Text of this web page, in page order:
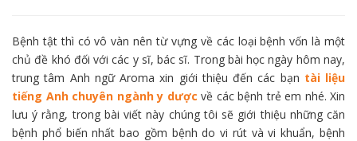
Bệnh tật thì có vô vàn nên từ vựng về các loại bệnh vốn là một
chủ đề khó đối với các y sĩ, bác sĩ. Trong bài học ngày hôm nay,
trung tâm Anh ngữ Aroma xin giới thiệu đến các bạn tài liệu
tiếng Anh chuyên ngành y dược về các bệnh trẻ em nhé. Xin
lưu ý rằng, trong bài viết này chúng tôi sẽ giới thiệu những căn
bệnh phổ biến nhất bao gồm bệnh do vi rút và vi khuẩn, bệnh